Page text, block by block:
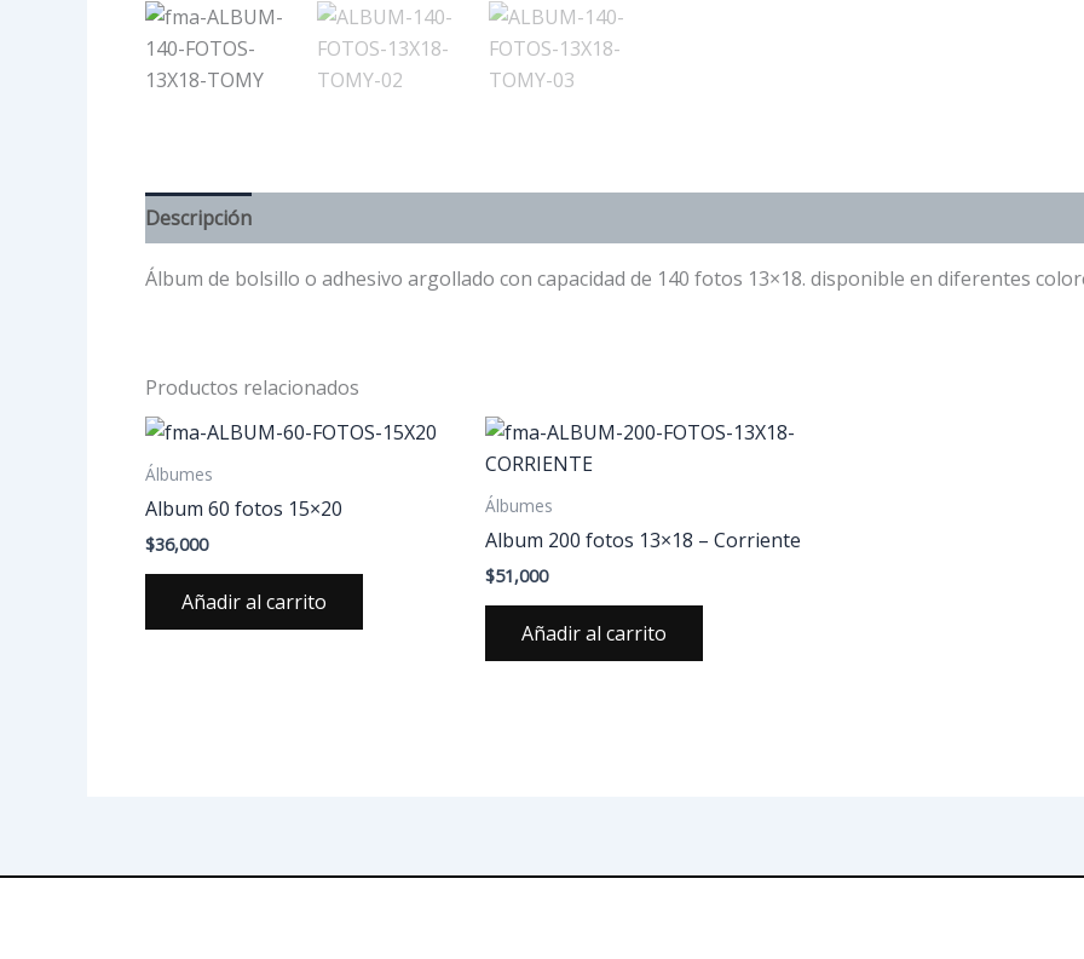
Descripción
Álbum de bolsillo o adhesivo argollado con capacidad de 140 fotos 13×18. disponible en diferentes
Productos relacionados
Álbumes
Album 60 fotos 15×20
$36,000
Añadir al carrito
Álbumes
Album 200 fotos 13×18 – Corriente
$51,000
Añadir al carrito